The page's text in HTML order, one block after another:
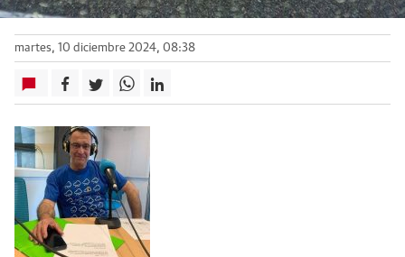
martes, 10 diciembre 2024, 08:38